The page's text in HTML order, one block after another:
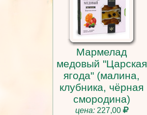
Мармелад
медовый "Царская
ягода" (малина,
клубника, чёрная
смородина)
цена:227,00